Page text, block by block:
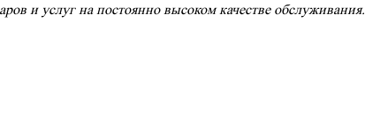
и услуг на постоянно высоком качестве обслуживания.